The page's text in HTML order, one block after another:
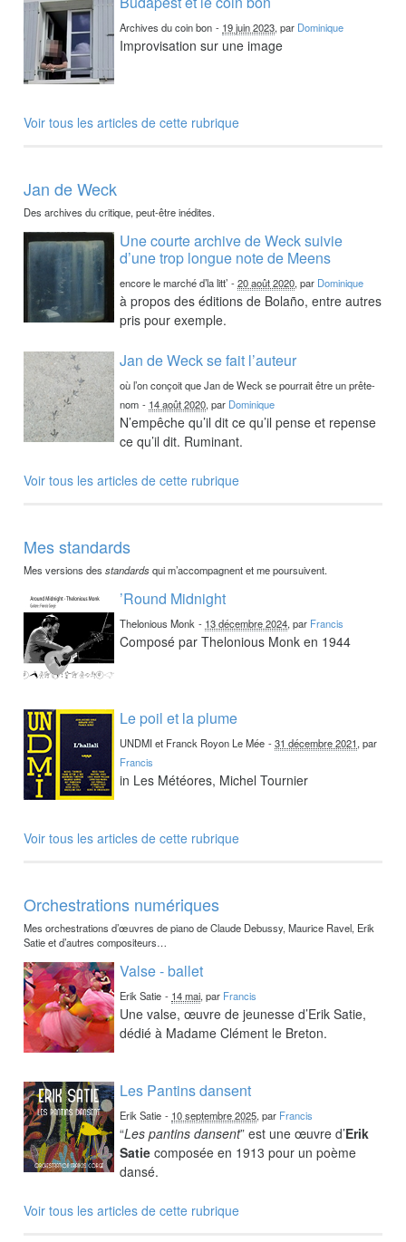
Archives du coin bon - 19 juin 2023, par Dominique
Improvisation sur une image
Voir tous les articles de cette rubrique
Jan de Weck
Des archives du critique, peut-être inédites.
Une courte archive de Weck suivie
d’une trop longue note de Meens
encore le marché d’la litt’ -20 août 2020, par Dominique
à propos des éditions de Bolaño, entre autres
pris pour exemple.
Jan de Weck se fait l’auteur
où l’on conçoit que Jan de Weck se pourrait être un prête-
nom - 14 août 2020, par Dominique
N’empêche qu’il dit ce qu’il pense et repense
ce qu’il dit. Ruminant.
Voir tous les articles de cette rubrique
Mes standards
Mes versions desstandardsqui m’accompagnent et me poursuivent.
’Round Midnight
Thelonious Monk - 13 décembre 2024, par Francis
Composé par Thelonious Monk en 1944
Le poil et la plume
UNDMI et Franck Royon Le Mée -31 décembre 2021, par
Francis
in Les Météores, Michel Tournier
Voir tous les articles de cette rubrique
Orchestrations numériques
Mes orchestrations d’œuvres de piano de Claude Debussy, Maurice Ravel, Erik
Satie et d’autres compositeurs…
Valse - ballet
Erik Satie - 14 mai, par Francis
Une valse, œuvre de jeunesse d’Erik Satie,
dédié à Madame Clément le Breton.
Les Pantins dansent
Erik Satie - 10 septembre 2025, par Francis
“Les pantins dansent” est une œuvre d’Erik
Satie composée en 1913 pour un poème
dansé.
Voir tous les articles de cette rubrique